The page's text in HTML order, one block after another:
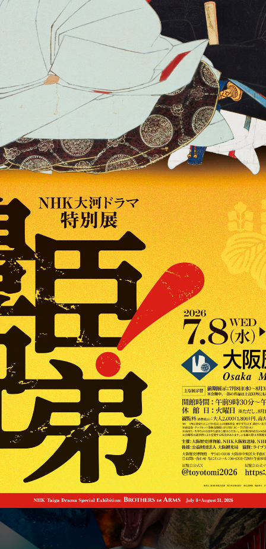
特集展示「新収品お披露目展」
2026年7月1日(水)～9月7日(月・祝) / 大阪歴史博物館
画像を拡大して見る
スイス絵画の異才 カール・ヴァルザー
2026年7月4日(土)〜9月27日(日) / 大阪中之島美術館
画像を拡大して見る